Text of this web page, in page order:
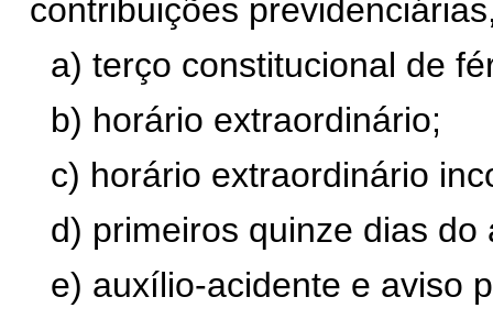
contribuições
a) terço constitucional de
b) horário extraordinário;
c) horário extraordinário
d) primeiros quinze dias do
e) auxílio-acidente e aviso